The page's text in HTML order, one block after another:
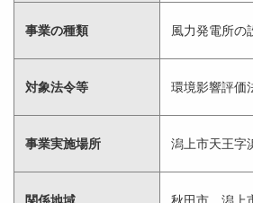
事業の種類 風力発電所の
対象法令等 環境影響評価
事業実施場所 潟上市天王字